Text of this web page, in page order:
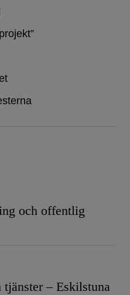
och offentlig
– Eskilstuna